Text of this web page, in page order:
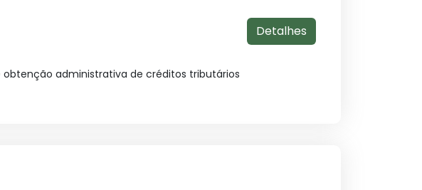
administrativa de créditos tributários
Detalhes